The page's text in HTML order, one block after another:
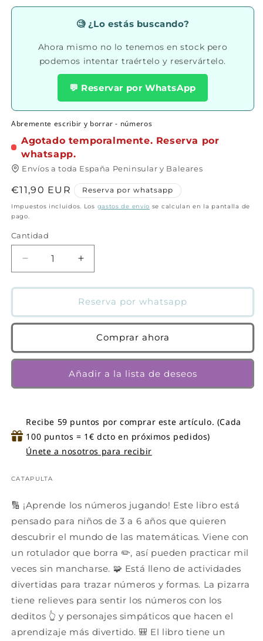
multimedia
1
🧐 ¿Lo estás buscando?
Ahora mismo no lo tenemos en stock pero
podemos intentar traértelo y reservártelo.
💬 Reservar por WhatsApp
Abremente escribir y borrar - números
Agotado temporalmente. Reserva por
whatsapp.
Envíos a toda España Peninsular y Baleares
Precio
habitual
€11,90 EUR Reserva por whatsapp
Impuestos incluidos. Los gastos de envío se calculan en la pantalla de
pago.
Cantidad
Cantidad
Reducir
cantidad
para
escribir
y
-
números
Aumentar
cantidad
para
Abremente
escribir
y
borrar
-
números
Reserva por whatsapp
Comprar ahora
Añadir a la lista de deseos
Recibe 59 puntos por comprar este artículo. (Cada
100 puntos = 1€ dcto en próximos pedidos)
Únete a nosotros para recibir
CATAPULTA
🔢 ¡Aprende los números jugando! Este libro está
pensado para niños de 3 a 6 años que quieren
descubrir el mundo de las matemáticas. Viene con
un rotulador que borra ✏️, así pueden practicar mil
veces sin mancharse. 🧩 Está lleno de actividades
divertidas para trazar números y formas. La pizarra
tiene relieves para sentir los números con los
deditos 👆 y personajes simpáticos que hacen el
aprendizaje más divertido. 🎒 El libro tiene un